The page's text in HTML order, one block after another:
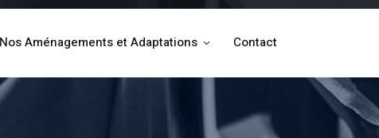
Nos Aménagements et Adaptations Contact